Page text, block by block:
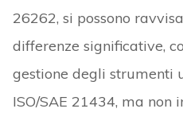
26262, si possono
differenze significative,
gestione degli strumenti
ISO/SAE 21434, ma non